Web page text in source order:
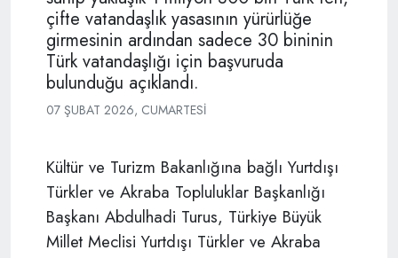
çifte vatandaşlık yasasının yürürlüğe
girmesinin ardından sadece 30 bininin
Türk vatandaşlığı için başvuruda
bulunduğu açıklandı.
07 ŞUBAT 2026, CUMARTESI
Kültür ve Turizm Bakanlığına bağlı Yurtdışı
Türkler ve Akraba Topluluklar Başkanlığı
Başkanı Abdulhadi Turus, Türkiye Büyük
Millet Meclisi Yurtdışı Türkler ve Akraba